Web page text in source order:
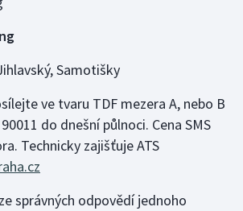
Samotišky
ve tvaru TDF mezera A, nebo B
do dnešní půlnoci. Cena SMS
Technicky zajišťuje ATS
správných odpovědí jednoho